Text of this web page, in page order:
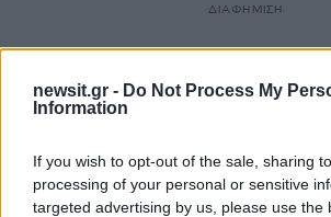
newsit.gr - Do Not Process My
Information
If you wish to opt-out of the sale, sharing
processing of your personal or sensitive
targeted advertising by us, please use the
ΔΙΑΦΗΜΙΣΗ